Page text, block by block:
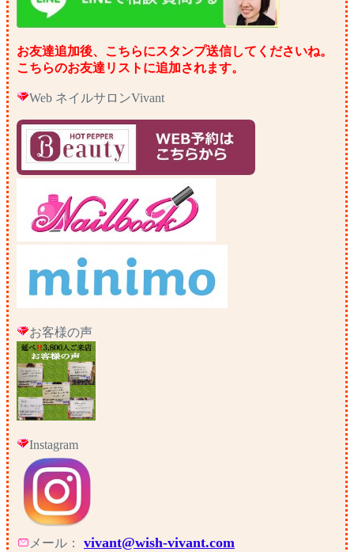
お友達追加後、こちらにスタンプ送信してくださいね。
こちらのお友達リストに追加されます。
Web ネイルサロンVivant
お客様の声
Instagram
メール： vivant@wish-vivant.com